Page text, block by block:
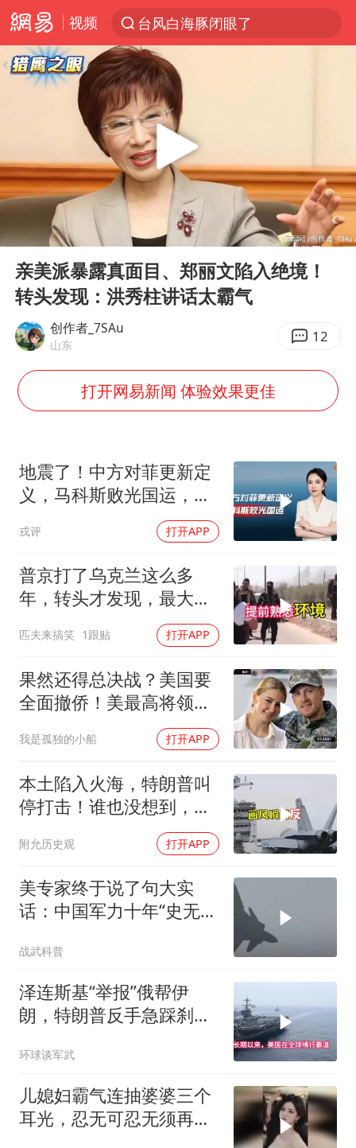
视频
台风白海豚闭眼了
预计“白海豚”明晚将在浙江舟山到福建福鼎一带沿海登陆
云南一地村民过火把节意外灼伤16人
泰国初中生饮弹自尽前开了26枪
用AI造出新病毒意味着什么
美股创4月份以来最大单周涨幅
泰国校园枪击事件已致8死30余伤
宇树王兴兴被问了360多个问题
四川宜宾地震网友称睡觉被摇醒
夯实基础开新局
Play
00:00 06:50
亲美派暴露真面目、郑丽文陷入绝境！
转头发现：洪秀柱讲话太霸气
创作者_7SAu
山东 12
打开网易新闻 体验效果更佳
地震了！中方对菲更新定
义，马科斯败光国运，还
戎评 打开APP
普京打了乌克兰这么多
年，转头才发现，最大的
匹夫来搞笑 1跟贴 打开APP
果然还得总决战？美国要
全面撤侨！美最高将领：
我是孤独的小船 打开APP
本土陷入火海，特朗普叫
停打击！谁也没想到，中
附允历史观 打开APP
美专家终于说了句大实
话：中国军力十年“史无前
住了
战武科普
泽连斯基“举报”俄帮伊
朗，特朗普反手急踩刹
环球谈军武
儿媳妇霸气连抽婆婆三个
耳光，忍无可忍无须再